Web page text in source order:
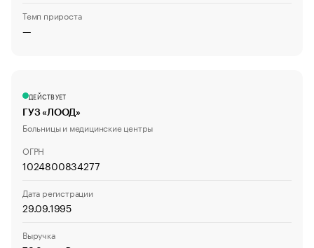
Темп прироста
—
ДЕЙСТВУЕТ
ГУЗ «ЛООД»
Больницы и медицинские центры
ОГРН
1024800834277
Дата регистрации
29.09.1995
Выручка